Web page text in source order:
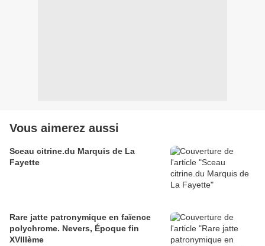
Vous aimerez aussi
Sceau citrine.du Marquis de La
Fayette
Rare jatte patronymique en faïence
polychrome. Nevers, Époque fin
XVIIIème